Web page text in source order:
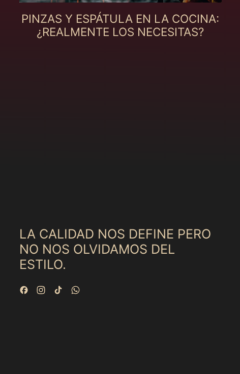
PINZAS Y ESPÁTULA EN LA COCINA:
¿REALMENTE LOS NECESITAS?
LA CALIDAD NOS DEFINE PERO
NO NOS OLVIDAMOS DEL
ESTILO.
FacebookInstagram
TikTokWhatsApp